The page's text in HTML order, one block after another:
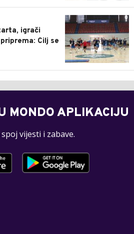
0
igrači
Cilj se
MONDO APLIKACIJU
vijesti i zabave.